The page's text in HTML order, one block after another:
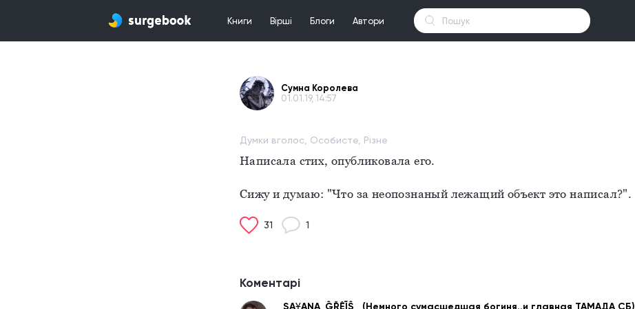
Книги Вірші Блоги Автори
Сумна Королева
01.01.19, 14:57
Думки вголос, Особисте, Різне
Написала стих, опубликовала его.
Сижу и думаю: "Что за неопознаный лежащий объект это написал?".
31 1
Коментарі
_SAҰANA_ĜŘÊĨŜ_ (Немного сумасшедшая богиня..и главная ТАМАДА СБ)